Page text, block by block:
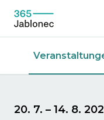
20. 7. – 14. 8.